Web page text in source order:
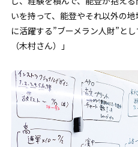
いを持って、能登やそれ以外の
に活躍する”ブーメラン人財”と
（木村さん）」